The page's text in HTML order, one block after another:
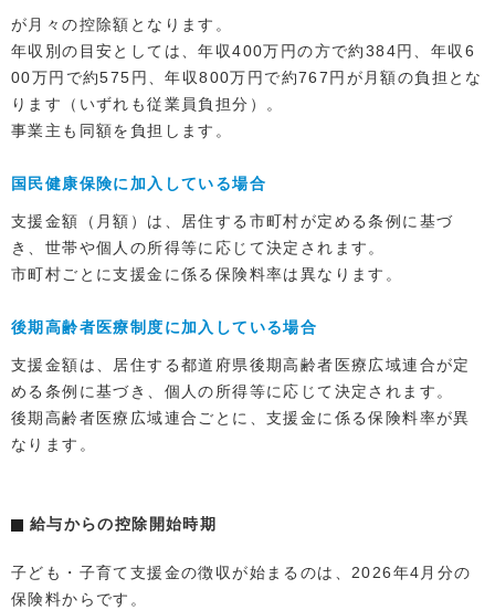
が月々の控除額となります。
年収別の目安としては、年収400万円の方で約384円、年収6
00万円で約575円、年収800万円で約767円が月額の負担とな
ります（いずれも従業員負担分）。
事業主も同額を負担します。
国民健康保険に加入している場合
支援金額（月額）は、居住する市町村が定める条例に基づ
き、世帯や個人の所得等に応じて決定されます。
市町村ごとに支援金に係る保険料率は異なります。
後期高齢者医療制度に加入している場合
支援金額は、居住する都道府県後期高齢者医療広域連合が定
める条例に基づき、個人の所得等に応じて決定されます。
後期高齢者医療広域連合ごとに、支援金に係る保険料率が異
なります。
給与からの控除開始時期
子ども・子育て支援金の徴収が始まるのは、2026年4月分の
保険料からです。